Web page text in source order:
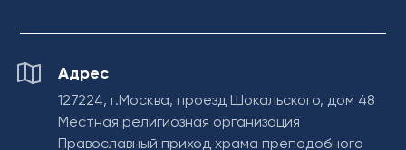
Адрес
127224, г.Москва, проезд Шокальского, дом 48
Местная религиозная организация
Православный приход храма преподобного